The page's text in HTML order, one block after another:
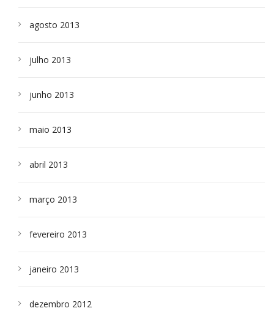
agosto 2013
julho 2013
junho 2013
maio 2013
abril 2013
março 2013
fevereiro 2013
janeiro 2013
dezembro 2012